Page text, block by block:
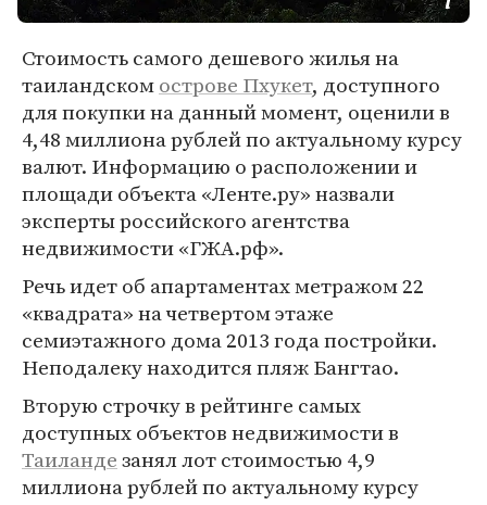
Стоимость самого дешевого жилья на
таиландскомострове Пхукет, доступного
для покупки на данный момент, оценили в
4,48 миллиона рублей по актуальному курсу
валют. Информацию о расположении и
площади объекта «Ленте.ру» назвали
эксперты российского агентства
недвижимости «ГЖА.рф».
Речь идет об апартаментах метражом 22
«квадрата» на четвертом этаже
семиэтажного дома 2013 года постройки.
Неподалеку находится пляж Бангтао.
Вторую строчку в рейтинге самых
доступных объектов недвижимости в
Таиландезанял лот стоимостью 4,9
миллиона рублей по актуальному курсу